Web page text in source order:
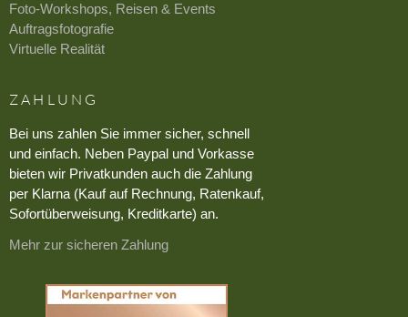
Foto-Workshops, Reisen & Events
Auftragsfotografie
Virtuelle Realität
ZAHLUNG
Bei uns zahlen Sie immer sicher, schnell
und einfach. Neben Paypal und Vorkasse
bieten wir Privatkunden auch die Zahlung
per Klarna (Kauf auf Rechnung, Ratenkauf,
Sofortüberweisung, Kreditkarte) an.
Mehr zur sicheren Zahlung